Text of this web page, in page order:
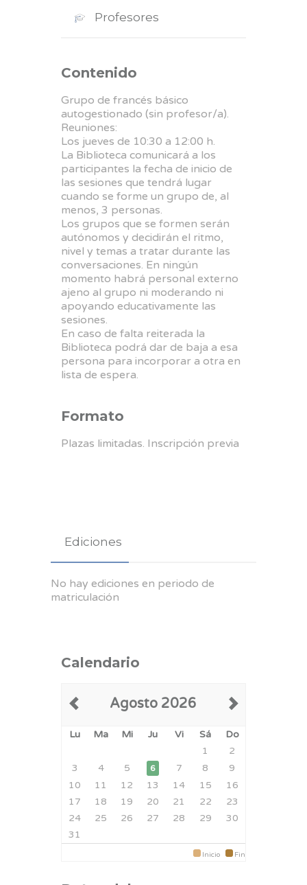
Profesores
Contenido
Grupo de francés básico
autogestionado (sin profesor/a).
Reuniones:
Los jueves de 10:30 a 12:00 h.
La Biblioteca comunicará a los
participantes la fecha de inicio de
las sesiones que tendrá lugar
cuando se forme un grupo de, al
menos, 3 personas.
Los grupos que se formen serán
autónomos y decidirán el ritmo,
nivel y temas a tratar durante las
conversaciones. En ningún
momento habrá personal externo
ajeno al grupo ni moderando ni
apoyando educativamente las
sesiones.
En caso de falta reiterada la
Biblioteca podrá dar de baja a esa
persona para incorporar a otra en
lista de espera.
Formato
Plazas limitadas. Inscripción previa
Ediciones
No hay ediciones en periodo de
matriculación
Calendario
Agosto 2026
Lu Ma Mi Ju Vi Sá
Do
1
2
3
4 5 6 7 8
9
10
11 12 13 14 15
16
17
18 19 20 21 22
23
24
25 26 27 28 29
30
31
Inicio Fin